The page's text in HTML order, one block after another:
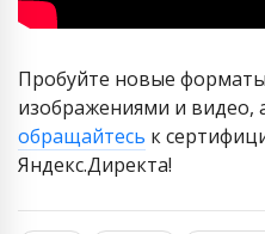
Пробуйте новые
изображениями и видео,
обращайтесь к
Яндекс.Директа!